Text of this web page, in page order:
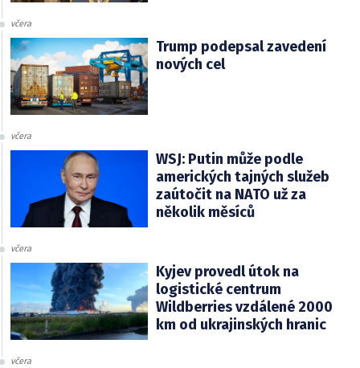
včera
Trump podepsal zavedení
nových cel
včera
WSJ: Putin může podle
amerických tajných služeb
zaútočit na NATO už za
několik měsíců
včera
Kyjev provedl útok na
logistické centrum
Wildberries vzdálené 2000
km od ukrajinských hranic
včera